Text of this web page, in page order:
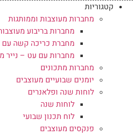
קטגוריות
מחברות מעוצבות וממותגות
מחברות בריבוע
מחברת כריכה קשה עם
מחברות עם עט – נייר
מחברות מתכונים
יומנים שבועיים מעוצבים
לוחות שנה ופלאנרים
לוחות שנה
לוח תכנון שבועי
פנקסים מעוצבים